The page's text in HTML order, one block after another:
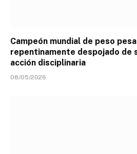
Campeón mundial de peso
repentinamente despojado de
acción disciplinaria
08/05/2026